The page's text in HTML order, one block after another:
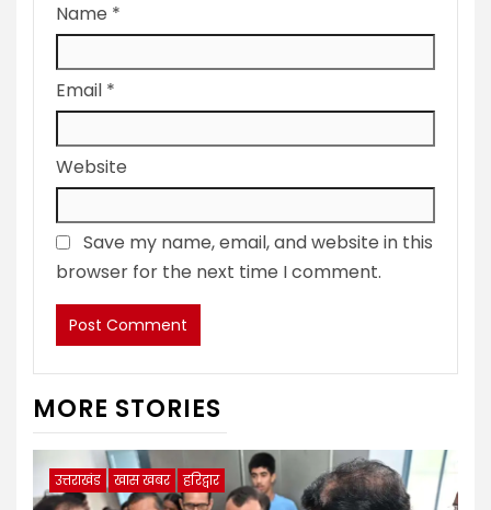
Name *
Email *
Website
Save my name, email, and website in this
browser for the next time I comment.
MORE STORIES
उत्तराखंड खास खबर हरिद्वार